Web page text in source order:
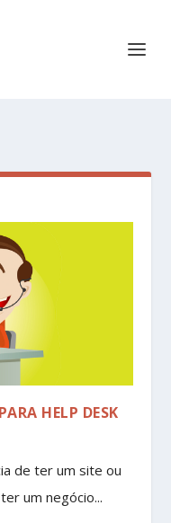
HELP DESK
de ter um site ou
um negócio...